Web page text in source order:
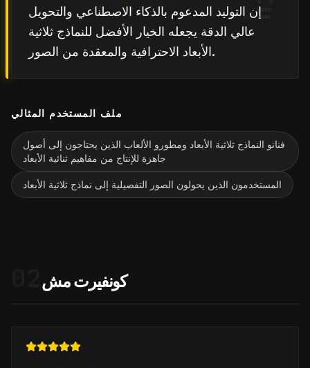
إن التوليد المدعوم بالذكاء الاصطناعي والتحويل
عالي الدقة يجعله الخيار الأفضل للنماذج ثلاثية
الأبعاد الاحترافية والمعقدة من الصور.
ملف المستخدم المثالي
فنانو النماذج ثلاثية الأبعاد ومطورو الألعاب الذين يحتاجون إلى أصول
جاهزة للإنتاج من مفاهيم ثنائية الأبعاد
المستخدمون الذين يحولون الصور التفصيلية إلى نماذج ثلاثية الأبعاد
كونفيرت مش